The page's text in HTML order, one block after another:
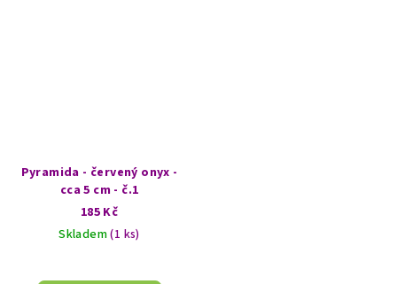
Pyramida - červený onyx -
cca 5 cm - č.1
185 Kč
Skladem(1 ks)